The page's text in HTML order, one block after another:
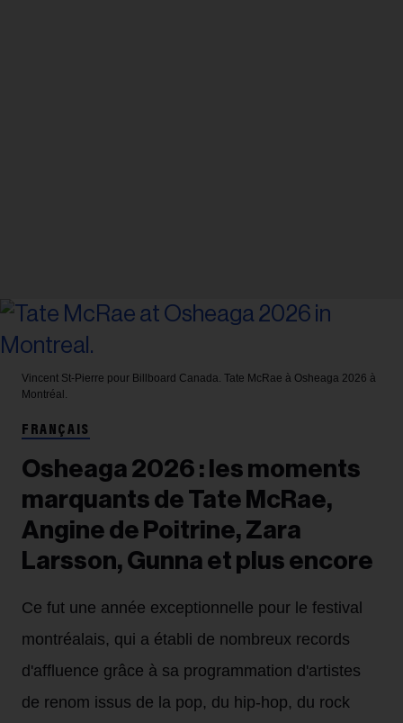
Vincent St-Pierre pour Billboard Canada. Tate McRae à Osheaga 2026 à
Montréal.
FRANÇAIS
Osheaga 2026 : les moments
marquants de Tate McRae,
Angine de Poitrine, Zara
Larsson, Gunna et plus encore
Ce fut une année exceptionnelle pour le festival
montréalais, qui a établi de nombreux records
d'affluence grâce à sa programmation d'artistes
de renom issus de la pop, du hip-hop, du rock